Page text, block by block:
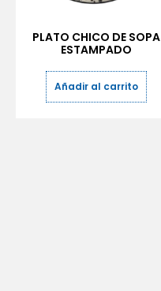
PLATO CHICO DE SOPA
ESTAMPADO
Añadir al carrito